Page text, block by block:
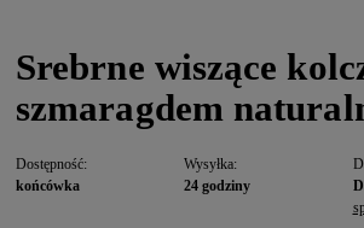
Srebrne wiszące
szmaragdem
Dostępność:
końcówka
Wysyłka:
24 godziny